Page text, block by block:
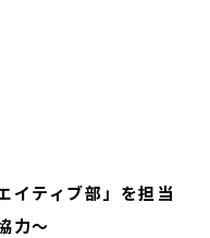
イティブ部」を担当
力〜